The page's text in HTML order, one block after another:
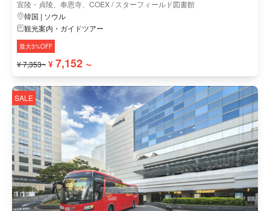
宣陵・貞陵、奉恩寺、COEX / スターフィールド図書館
韓国 | ソウル
観光案内・ガイドツアー
最大3%OFF
¥ 7,353~ ¥ 7,152 ~
SALE